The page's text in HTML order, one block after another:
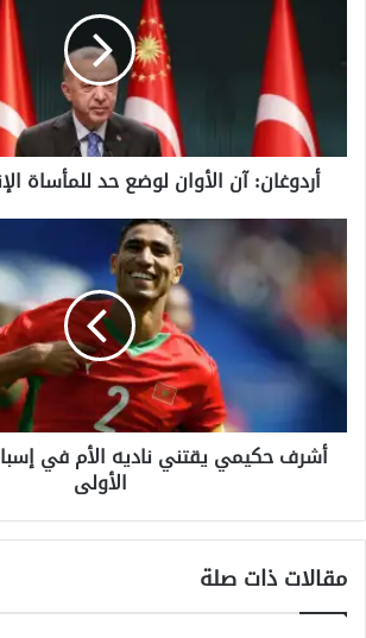
آ
أ
و
ا
ن
و
ع
ل
أ
س
أردوغان: آن الأوان لوضع حد للمأساة
ش
ف
ح
ي
ي
ن
ن
ا
أشرف حكيمي يقتني ناديه الأم في
الأولى
مقالات ذات صلة